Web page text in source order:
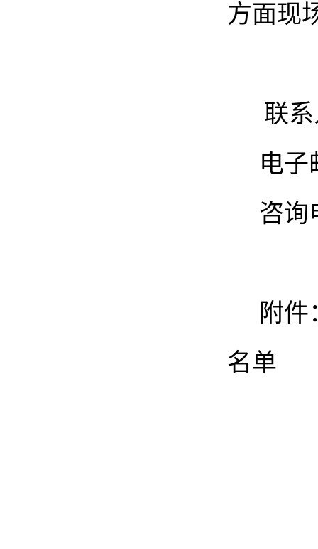
方面现
联
电子
咨询
附件
名单